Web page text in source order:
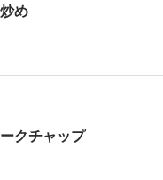
め
クチャップ